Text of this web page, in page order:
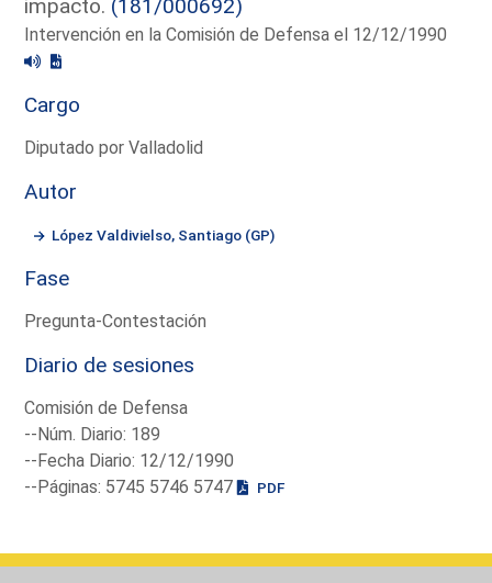
impacto. (181/000692)
Intervención en la Comisión de Defensa el 12/12/1990
Cargo
Diputado por Valladolid
Autor
López Valdivielso, Santiago (GP)
Fase
Pregunta-Contestación
Diario de sesiones
Comisión de Defensa
--Núm. Diario: 189
--Fecha Diario: 12/12/1990
--Páginas: 5745 5746 5747
PDF